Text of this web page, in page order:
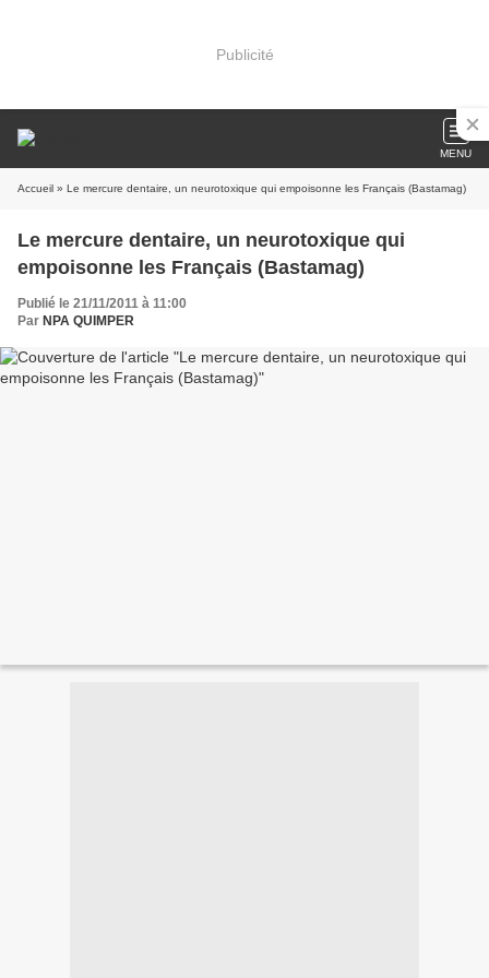
Publicité
MENU
Accueil » Le mercure dentaire, un neurotoxique qui empoisonne les Français (Bastamag)
Le mercure dentaire, un neurotoxique qui
empoisonne les Français (Bastamag)
Publié le 21/11/2011 à 11:00
Par NPA QUIMPER